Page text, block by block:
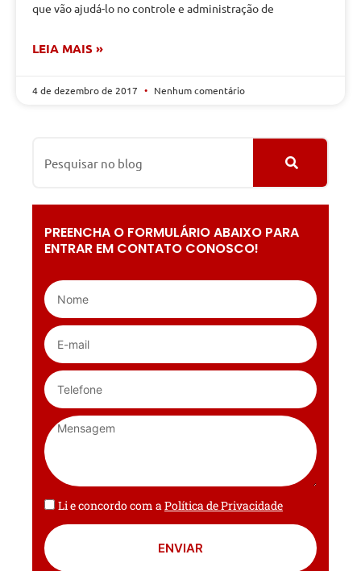
que vão ajudá-lo no controle e administração de
LEIA MAIS »
4 de dezembro de 2017 Nenhum comentário
PREENCHA O FORMULÁRIO ABAIXO PARA
ENTRAR EM CONTATO CONOSCO!
Li e concordo com aPolítica de Privacidade
ENVIAR